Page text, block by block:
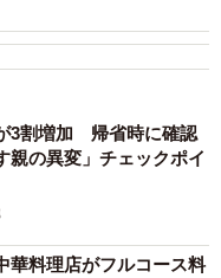
3割増加 帰省時に確認
親の異変」チェックポイ
華料理店がフルコース料